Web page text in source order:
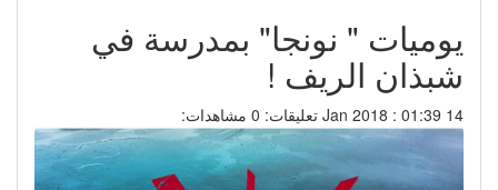
يوميات " نونجا" بمدرسة في
شبذان الريف !
14 Jan 2018 : 01:39 تعليقات: 0 مشاهدات: